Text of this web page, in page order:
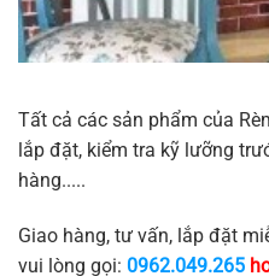
Tất cả các sản phẩm của
lắp đặt, kiểm tra kỹ lưỡng
hàng.....
Giao hàng, tư vấn, lắp đặt
vui lòng gọi: 0962.049.265